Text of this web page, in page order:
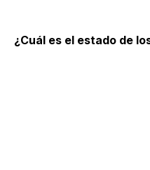
¿Cuál es el estado de